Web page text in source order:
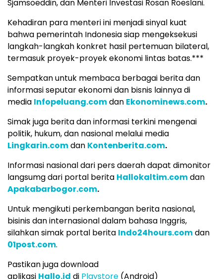
Sjamsoeddin, dan Menteri Investasi Rosan Roeslani.
Kehadiran para menteri ini menjadi sinyal kuat
bahwa pemerintah Indonesia siap mengeksekusi
langkah-langkah konkret hasil pertemuan bilateral,
termasuk proyek-proyek ekonomi lintas batas.***
Sempatkan untuk membaca berbagai berita dan
informasi seputar ekonomi dan bisnis lainnya di
media Infopeluang.comdan Ekonominews.com.
Simak juga berita dan informasi terkini mengenai
politik, hukum, dan nasional melalui media
Lingkarin.comdan Kontenberita.com.
Informasi nasional dari pers daerah dapat dimonitor
langsumg dari portal berita Hallokaltim.comdan
Apakabarbogor.com.
Untuk mengikuti perkembangan berita nasional,
bisinis dan internasional dalam bahasa Inggris,
silahkan simak portal berita Indo24hours.comdan
01post.com.
Pastikan juga download
aplikasi Hallo.id di Playstore (Android)